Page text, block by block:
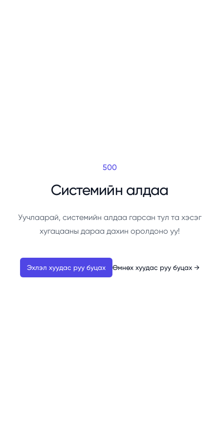
500
Системийн алдаа
Уучлаарай, системийн алдаа гарсан тул та хэсэг
хугацааны дараа дахин оролдоно уу!
Эхлэл хуудас руу буцах Өмнөх хуудас руу буцах →